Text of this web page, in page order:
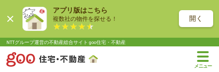
アプリ版はこちら
複数社の物件を探せる！ 開く
NTTグループ運営の不動産総合サイト goo住宅・不動産